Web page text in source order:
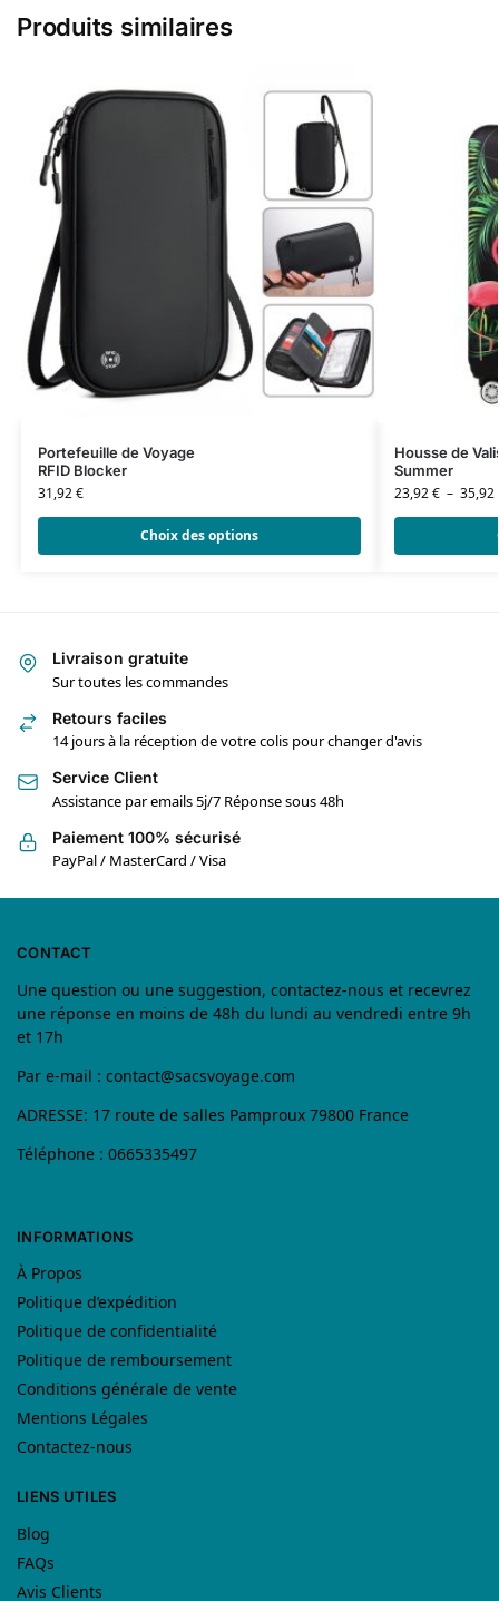
Produits similaires
Portefeuille de Voyage
RFID Blocker
31,92€
Choix des options
Housse de
Summer
23,92€ – 35,92
Livraison gratuite
Sur toutes les commandes
Retours faciles
14 jours à la réception de votre colis pour changer d'avis
Service Client
Assistance par emails 5j/7 Réponse sous 48h
Paiement 100% sécurisé
PayPal / MasterCard / Visa
CONTACT
Une question ou une suggestion, contactez-nous et recevrez
une réponse en moins de 48h du lundi au vendredi entre 9h
et 17h
Par e-mail : contact@sacsvoyage.com
ADRESSE: 17 route de salles Pamproux 79800 France
Téléphone : 0665335497
INFORMATIONS
À Propos
Politique d’expédition
Politique de confidentialité
Politique de remboursement
Conditions générale de vente
Mentions Légales
Contactez-nous
LIENS UTILES
Blog
FAQs
Avis Clients